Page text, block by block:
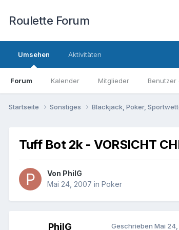
Roulette Forum
Umsehen
Forum Kalender Mitglieder Benutzer
Aktivitäten
Startseite Sonstiges Blackjack, Poker,
Tuff Bot 2k - VORSICHT
Von PhilG
Mai 24, 2007 in Poker
PhilG Geschrieben Mai